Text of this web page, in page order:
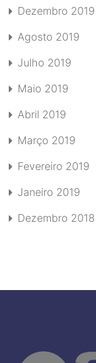
Dezembro 2019
Agosto 2019
Julho 2019
Maio 2019
Abril 2019
Março 2019
Fevereiro 2019
Janeiro 2019
Dezembro 2018